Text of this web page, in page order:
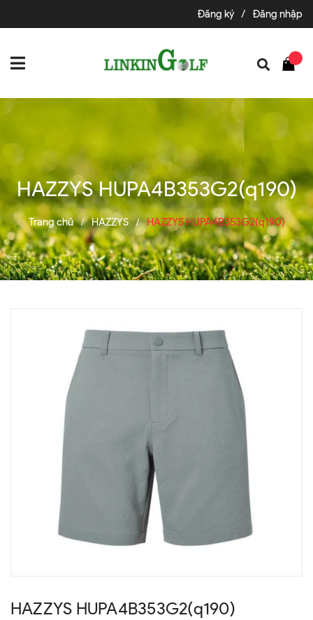
Đăng ký / Đăng nhập
HAZZYS HUPA4B353G2(q190)
Trang chủ / HAZZYS / HAZZYS HUPA4B353G2(q190)
HAZZYS HUPA4B353G2(q190)